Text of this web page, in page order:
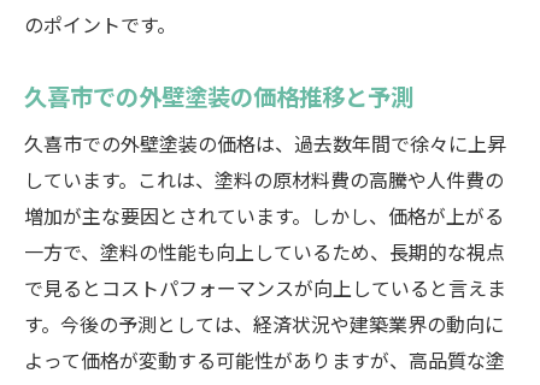
のポイントです。
久喜市での外壁塗装の価格推移と予測
久喜市での外壁塗装の価格は、過去数年間で徐々に上昇
しています。これは、塗料の原材料費の高騰や人件費の
増加が主な要因とされています。しかし、価格が上がる
一方で、塗料の性能も向上しているため、長期的な視点
で見るとコストパフォーマンスが向上していると言えま
す。今後の予測としては、経済状況や建築業界の動向に
よって価格が変動する可能性がありますが、高品質な塗